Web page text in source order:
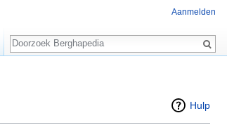
Hulp
Aanmelden
Zoeken